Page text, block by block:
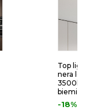
Top
nera
3500k
-18%